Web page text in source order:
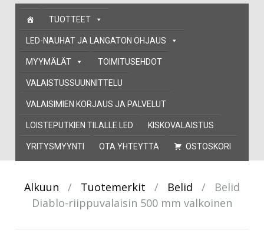
Skip
content
TUOTTEET
LED-NAUHAT JA LANGATON OHJAUS
MYYMÄLÄT TOIMITUSEHDOT
VALAISTUSSUUNNITTELU
VALAISIMIEN KORJAUS JA PALVELUT
LOISTEPUTKIEN TILALLE LED KISKOVALAISTUS
YRITYSMYYNTI OTA YHTEYTTÄ OSTOSKORI
Alkuun / Tuotemerkit / Belid /
Belid
Diablo-riippuvalaisin 500 mm valkoinen